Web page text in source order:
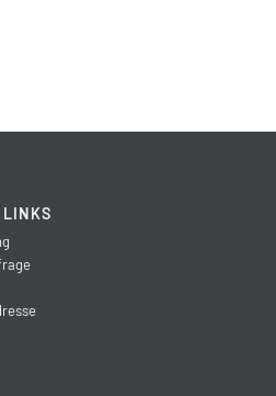
LINKS